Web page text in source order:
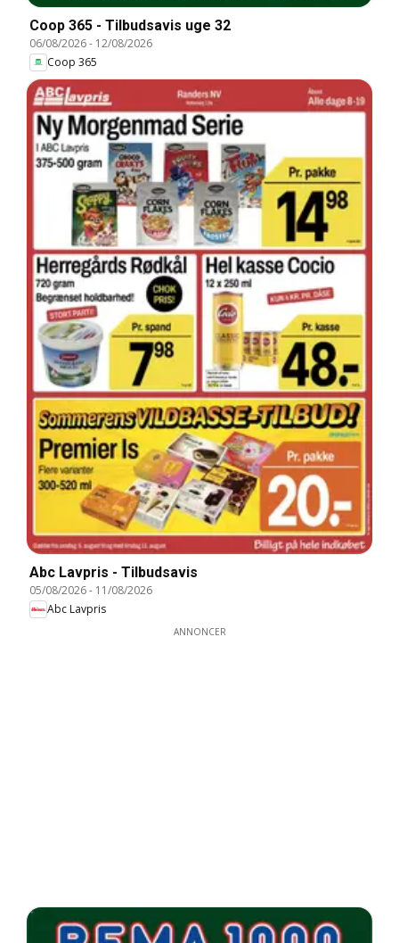
Coop 365 - Tilbudsavis uge 32
06/08/2026- 12/08/2026
Coop 365
Abc Lavpris - Tilbudsavis
05/08/2026- 11/08/2026
Abc Lavpris
ANNONCER